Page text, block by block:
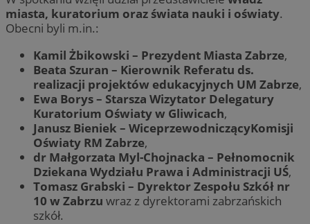
miasta, kuratorium oraz świata nauki i oświaty.
Obecni byli m.in.:
Kamil Żbikowski – Prezydent Miasta Zabrze,
Beata Szuran – Kierownik Referatu ds.
realizacji projektów edukacyjnych UM Zabrze,
Ewa Borys – Starsza Wizytator Delegatury
Kuratorium Oświaty w Gliwicach,
Janusz Bieniek – WiceprzewodniczącyKomisji
Oświaty RM Zabrze,
dr Małgorzata Myl-Chojnacka – Pełnomocnik
Dziekana Wydziału Prawa i Administracji UŚ,
Tomasz Grabski – Dyrektor Zespołu Szkół nr
10 w Zabrzu wraz z dyrektorami zabrzańskich
szkół.